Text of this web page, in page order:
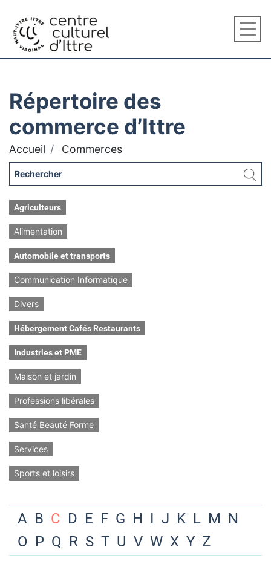
Répertoire des
commerce d’Ittre
Accueil Commerces
Agriculteurs
Alimentation
Automobile et transports
Communication Informatique
Divers
Hébergement Cafés Restaurants
Industries et PME
Maison et jardin
Professions libérales
Santé Beauté Forme
Services
Sports et loisirs
A B C D E F G H I J K L M N
O P Q R S T U V W X Y Z